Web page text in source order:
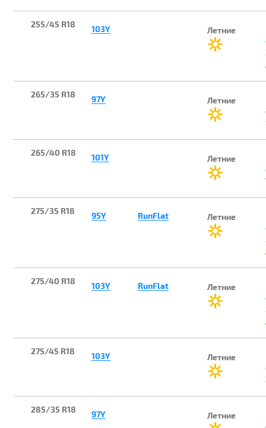
255/45 R18 103Y Летние
265/35 R18 97Y Летние
265/40 R18 101Y Летние
275/35 R18 95Y RunFlat Летние
275/40 R18 103Y RunFlat Летние
275/45 R18 103Y Летние
285/35 R18 97Y Летние